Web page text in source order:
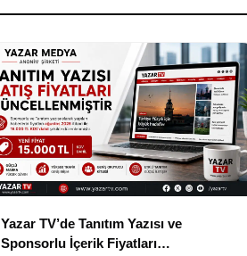
Yazar TV’de Tanıtım Yazısı ve
Sponsorlu İçerik Fiyatları